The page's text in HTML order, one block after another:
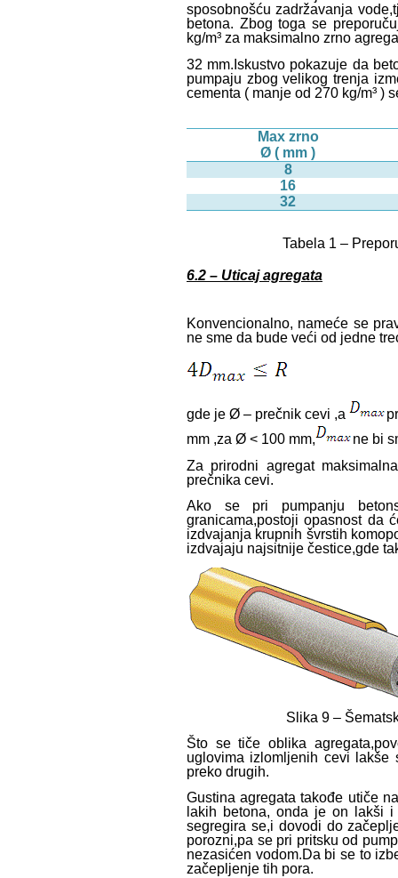
sposobnošću zadržavanja
betona. Zbog toga se
kg/m³ za maksimalno zrno
32 mm.Iskustvo pokazuje da
pumpaju zbog velikog trenja
cementa ( manje od 270 kg/m³ )
Max zrno
Ø ( mm )
8
16
32
Tabela 1 –
6.2 – Uticaj agregata
Konvencionalno, nameće se
ne sme da bude veći od jedne
gde je Ø – prečnik cevi ,a
mm ,za Ø < 100 mm,
ne bi
Za prirodni agregat
prečnika cevi.
Ako se pri pumpanju
granicama,postoji opasnost da
izdvajanja krupnih švrstih
izdvajaju najsitnije čestice,gde
Slika 9 –
Što se tiče oblika
uglovima izlomljenih cevi
preko drugih.
Gustina agregata takođe utiče
lakih betona, onda je on lakši
segregira se,i dovodi do
porozni,pa se pri pritsku od
nezasićen vodom.Da bi se to
začepljenje tih pora.